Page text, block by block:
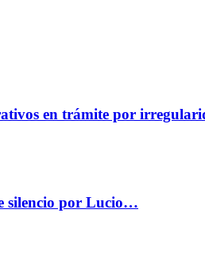
en trámite por
silencio por Lucio…